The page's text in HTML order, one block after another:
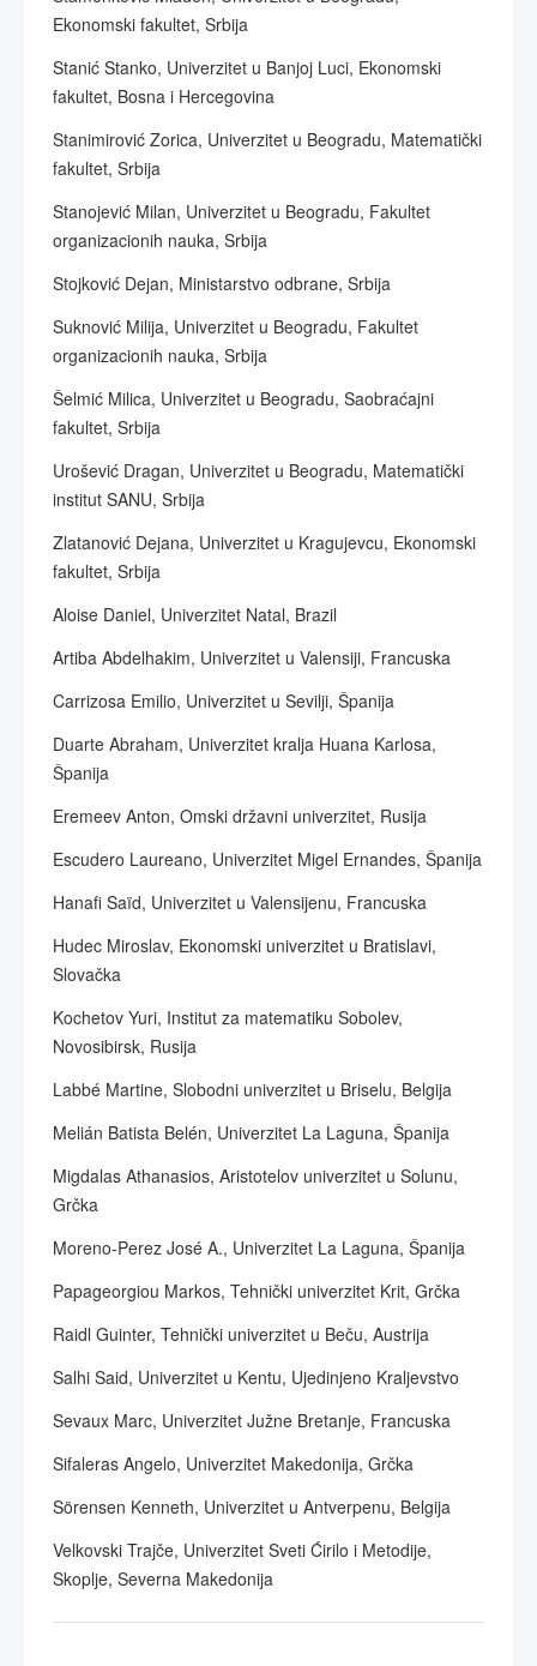
Ekonomski fakultet, Srbija
Stanić Stanko, Univerzitet u Banjoj Luci, Ekonomski
fakultet, Bosna i Hercegovina
Stanimirović Zorica, Univerzitet u Beogradu, Matematički
fakultet, Srbija
Stanojević Milan, Univerzitet u Beogradu, Fakultet
organizacionih nauka, Srbija
Stojković Dejan, Ministarstvo odbrane, Srbija
Suknović Milija, Univerzitet u Beogradu, Fakultet
organizacionih nauka, Srbija
Šelmić Milica, Univerzitet u Beogradu, Saobraćajni
fakultet, Srbija
Urošević Dragan, Univerzitet u Beogradu, Matematički
institut SANU, Srbija
Zlatanović Dejana, Univerzitet u Kragujevcu, Ekonomski
fakultet, Srbija
Aloise Daniel, Univerzitet Natal, Brazil
Artiba Abdelhakim, Univerzitet u Valensiji, Francuska
Carrizosa Emilio, Univerzitet u Sevilji, Španija
Duarte Abraham, Univerzitet kralja Huana Karlosa,
Španija
Eremeev Anton, Omski državni univerzitet, Rusija
Escudero Laureano, Univerzitet Migel Ernandes, Španija
Hanafi Saïd, Univerzitet u Valensijenu, Francuska
Hudec Miroslav, Ekonomski univerzitet u Bratislavi,
Slovačka
Kochetov Yuri, Institut za matematiku Sobolev,
Novosibirsk, Rusija
Labbé Martine, Slobodni univerzitet u Briselu, Belgija
Melián Batista Belén, Univerzitet La Laguna, Španija
Migdalas Athanasios, Aristotelov univerzitet u Solunu,
Grčka
Moreno-Perez José A., Univerzitet La Laguna, Španija
Papageorgiou Markos, Tehnički univerzitet Krit, Grčka
Raidl Guinter, Tehnički univerzitet u Beču, Austrija
Salhi Said, Univerzitet u Kentu, Ujedinjeno Kraljevstvo
Sevaux Marc, Univerzitet Južne Bretanje, Francuska
Sifaleras Angelo, Univerzitet Makedonija, Grčka
Sörensen Kenneth, Univerzitet u Antverpenu, Belgija
Velkovski Trajče, Univerzitet Sveti Ćirilo i Metodije,
Skoplje, Severna Makedonija